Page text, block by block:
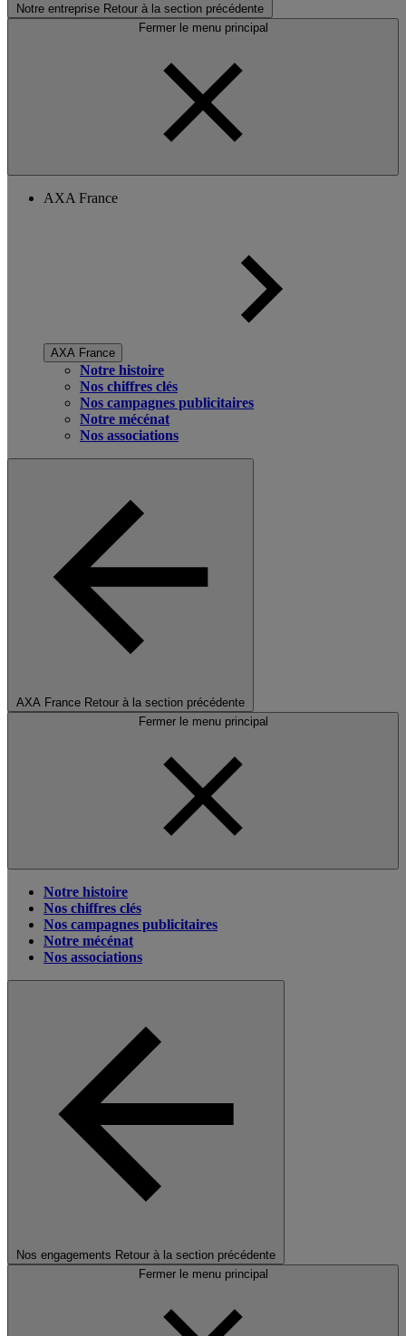
Notre entreprise Retour à la section précédente
Fermer le menu principal
AXA France
AXA France
Notre histoire
Nos chiffres clés
Nos campagnes publicitaires
Notre mécénat
Nos associations
AXA France Retour à la section précédente
Fermer le menu principal
Notre histoire
Nos chiffres clés
Nos campagnes publicitaires
Notre mécénat
Nos associations
Nos engagements Retour à la section précédente
Fermer le menu principal